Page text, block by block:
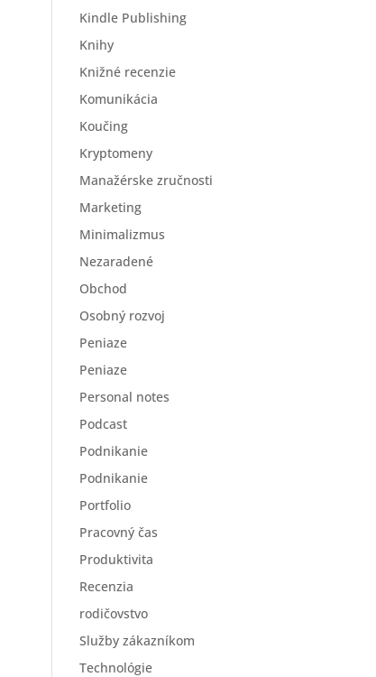
Kindle Publishing
Knihy
Knižné recenzie
Komunikácia
Koučing
Kryptomeny
Manažérske zručnosti
Marketing
Minimalizmus
Nezaradené
Obchod
Osobný rozvoj
Peniaze
Peniaze
Personal notes
Podcast
Podnikanie
Podnikanie
Portfolio
Pracovný čas
Produktivita
Recenzia
rodičovstvo
Služby zákazníkom
Technológie